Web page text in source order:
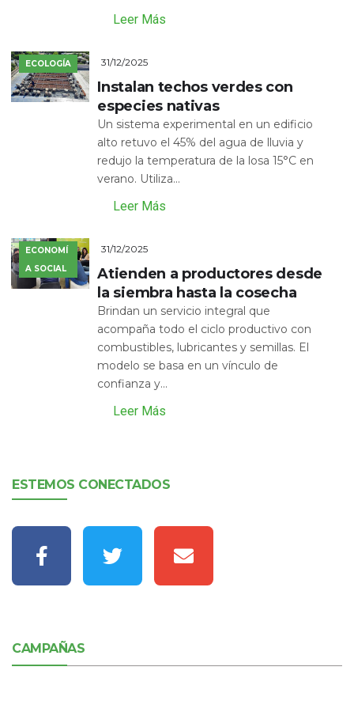
Leer Más
ECOLOGÍA 31/12/2025
Instalan techos verdes con
especies nativas
Un sistema experimental en un edificio
alto retuvo el 45% del agua de lluvia y
redujo la temperatura de la losa 15°C en
verano. Utiliza...
Leer Más
ECONOMÍ
A SOCIAL
31/12/2025
Atienden a productores desde
la siembra hasta la cosecha
Brindan un servicio integral que
acompaña todo el ciclo productivo con
combustibles, lubricantes y semillas. El
modelo se basa en un vínculo de
confianza y...
Leer Más
ESTEMOS CONECTADOS
CAMPAÑAS